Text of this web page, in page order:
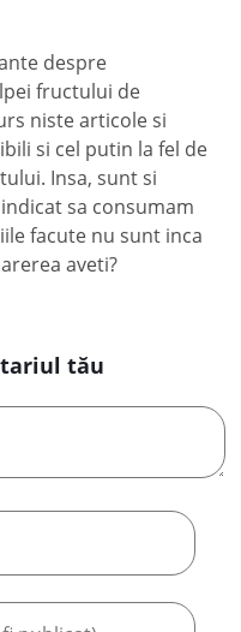
despre
fructului de
niste articole si
si cel putin la fel de
Insa, sunt si
sa consumam
facute nu sunt inca
aveti?
tău